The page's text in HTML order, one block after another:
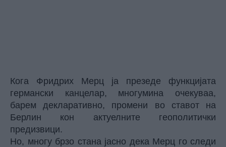
Кога Фридрих Мерц ја презеде функцијата
германски канцелар, многумина очекуваа,
барем декларативно, промени во ставот на
Берлин кон актуелните геополитички
предизвици.
Но, многу брзо стана јасно дека Мерц го следи